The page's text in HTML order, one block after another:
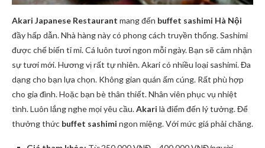
Akari Japanese Restaurant mang đến buffet sashimi Hà Nội
đầy hấp dẫn. Nhà hàng này có phong cách truyền thống. Sashimi
được chế biến tỉ mỉ. Cá luôn tươi ngon mỗi ngày. Bạn sẽ cảm nhận
sự tươi mới. Hương vị rất tự nhiên. Akari có nhiều loại sashimi. Đa
dạng cho bạn lựa chọn. Không gian quán ấm cúng. Rất phù hợp
cho gia đình. Hoặc bạn bè thân thiết. Nhân viên phục vụ nhiệt
tình. Luôn lắng nghe mọi yêu cầu.Akari là điểm đến lý tưởng. Để
thưởng thức buffet sashimi ngon miệng. Với mức giá phải chăng.